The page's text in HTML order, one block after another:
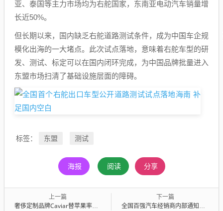
亚、泰国等主力市场均为右舵国家，东南亚电动汽车销量增
长近50%。
但长期以来，国内缺乏右舵道路测试条件，成为中国车企规
模化出海的一大堵点。此次试点落地，意味着右舵车型的研
发、测试、标定可以在国内闭环完成，为中国品牌批量进入
东盟市场扫清了基础设施层面的障碍。
标签： 东盟 测试
海报 阅读 分享
上一篇
奢侈定制品牌Caviar替苹果率先发布iPhone Ultra折叠机：售价10万起
下一篇
全国百强汽车经销商内部通知曝光：亏损板块7月经理级以上全部0工资